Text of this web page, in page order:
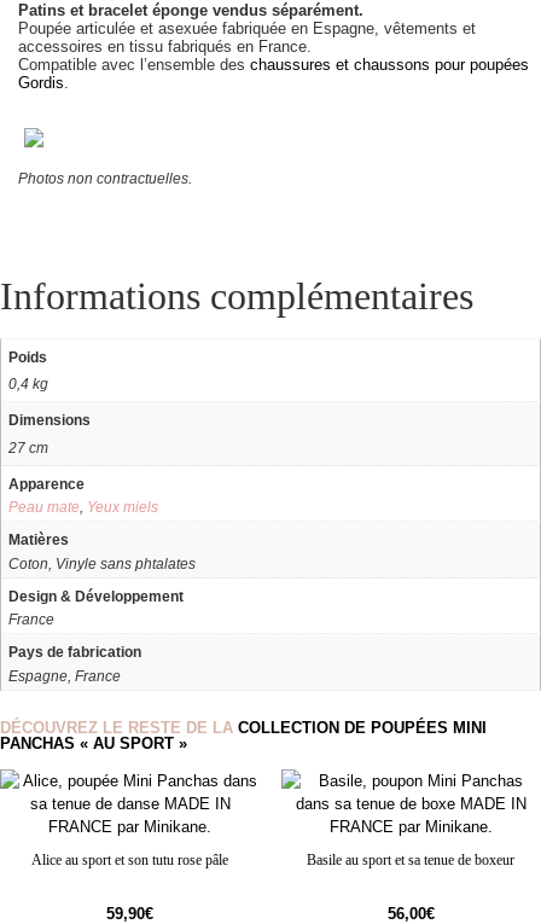
Patins et bracelet éponge vendus séparément.
Poupée articulée et asexuée fabriquée en Espagne, vêtements et
accessoires en tissu fabriqués en France.
Compatible avec l’ensemble des chaussures et chaussons pour poupées
Gordis.
Photos non contractuelles.
Informations complémentaires
Poids
0,4 kg
Dimensions
27 cm
Apparence
Peau mate
Yeux miels
Matières
Coton, Vinyle sans phtalates
Design & Développement
France
Pays de fabrication
Espagne, France
DÉCOUVREZ LE RESTE DE LA COLLECTION DE POUPÉES MINI
PANCHAS « AU SPORT »
Alice au sport et son tutu rose pâle
59,90€
Basile au sport et sa tenue de boxeur
56,00€